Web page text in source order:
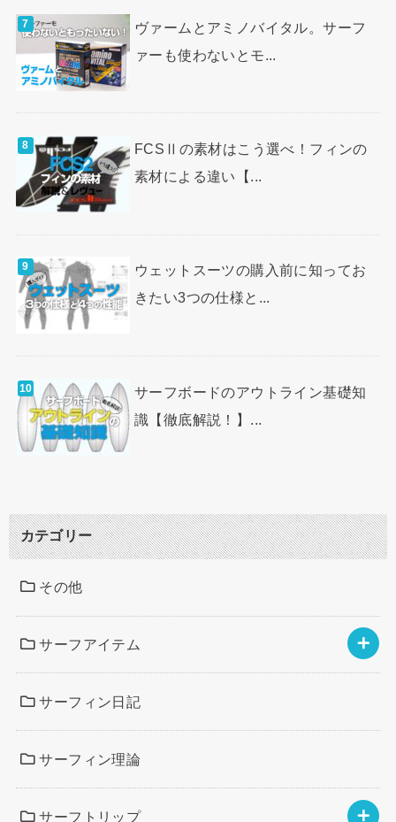
ヴァームとアミノバイタル。サーフ
ァーも使わないとモ...
FCSⅡの素材はこう選べ！フィンの
素材による違い【...
ウェットスーツの購入前に知ってお
きたい3つの仕様と...
サーフボードのアウトライン基礎知
識【徹底解説！】...
カテゴリー
その他
サーフアイテム
サーフィン日記
サーフィン理論
サーフトリップ